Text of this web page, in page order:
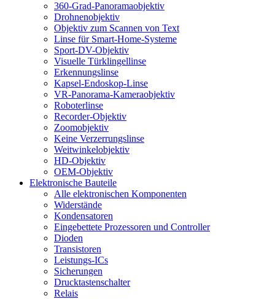
360-Grad-Panoramaobjektiv
Drohnenobjektiv
Objektiv zum Scannen von Text
Linse für Smart-Home-Systeme
Sport-DV-Objektiv
Visuelle Türklingellinse
Erkennungslinse
Kapsel-Endoskop-Linse
VR-Panorama-Kameraobjektiv
Roboterlinse
Recorder-Objektiv
Zoomobjektiv
Keine Verzerrungslinse
Weitwinkelobjektiv
HD-Objektiv
OEM-Objektiv
Elektronische Bauteile
Alle elektronischen Komponenten
Widerstände
Kondensatoren
Eingebettete Prozessoren und Controller
Dioden
Transistoren
Leistungs-ICs
Sicherungen
Drucktastenschalter
Relais